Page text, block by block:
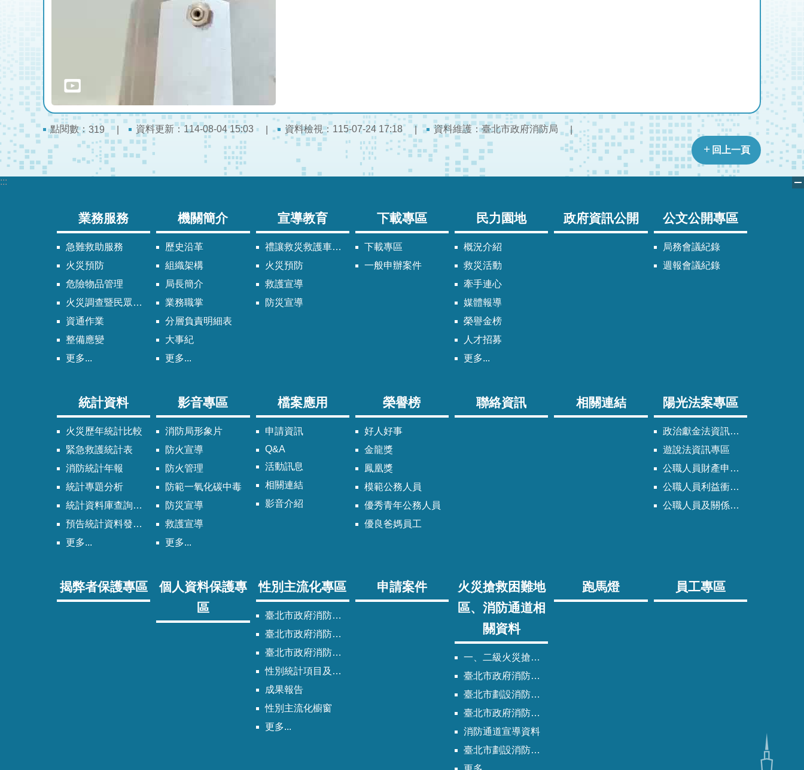
點閱數： 319 資料更新：114-08-04 15:03 資料檢視：115-07-24 17:18 資料維護：臺北市政府消防局
回上一頁
:::
業務服務
急難救助服務
火災預防
危險物品管理
火災調查暨民眾申請服務
資通作業
整備應變
更多...
機關簡介
歷史沿革
組織架構
局長簡介
業務職掌
分層負責明細表
大事紀
更多...
宣導教育
禮讓救災救護車輛須知
火災預防
救護宣導
防災宣導
下載專區
下載專區
一般申辦案件
民力園地
概況介紹
救災活動
牽手連心
媒體報導
榮譽金榜
人才招募
更多...
政府資訊公開 公文公開專區
局務會議紀錄
週報會議紀錄
統計資料
火災歷年統計比較
緊急救護統計表
消防統計年報
統計專題分析
統計資料庫查詢系統
預告統計資料發布時間表
更多...
影音專區
消防局形象片
防火宣導
防火管理
防範一氧化碳中毒
防災宣導
救護宣導
更多...
檔案應用
申請資訊
Q&A
活動訊息
相關連結
影音介紹
榮譽榜
好人好事
金龍獎
鳳凰獎
模範公務人員
優秀青年公務人員
優良爸媽員工
聯絡資訊 相關連結 陽光法案專區
政治獻金法資訊專區
遊說法資訊專區
公職人員財產申報法資訊專區
公職人員利益衝突迴避法資訊專區
公職人員及關係人身分關係公開專區
揭弊者保護專區
個人資料保護專
區
性別主流化專區
臺北市政府消防局性別主流化實施計畫
臺北市政府消防局性別平等專案小組委員名單
臺北市政府消防局歷次性別平等專案小組會議紀錄
性別統計項目及指標
成果報告
性別主流化櫥窗
更多...
申請案件
火災搶救困難地
區、消防通道相
關資料
一、二級火災搶救困難地區
臺北市政府消防局劃設消防通道清冊
臺北市劃設消防通道Q&A
臺北市政府消防通道劃設及管理作業程序
消防通道宣導資料
臺北市劃設消防通道說帖
跑馬燈 員工專區